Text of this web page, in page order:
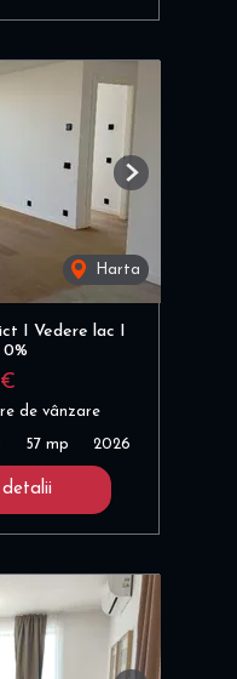
Harta
Next
I Vedere lac I
de vânzare
57 mp 2026
detalii